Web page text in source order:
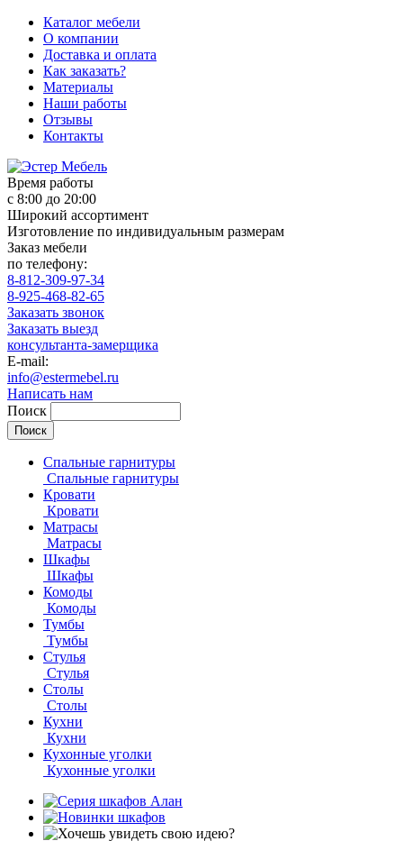
Каталог мебели
О компании
Доставка и оплата
Как заказать?
Материалы
Наши работы
Отзывы
Контакты
Время работы
с 8:00 до 20:00
Широкий ассортимент
Изготовление по индивидуальным размерам
Заказ мебели
по телефону:
8-812-309-97-34
8-925-468-82-65
Заказать звонок
Заказать выезд
консультанта-замерщика
E-mail:
info@estermebel.ru
Написать нам
Поиск
Спальные гарнитуры
Спальные гарнитуры
Кровати
Кровати
Матрасы
Матрасы
Шкафы
Шкафы
Комоды
Комоды
Тумбы
Тумбы
Стулья
Стулья
Столы
Столы
Кухни
Кухни
Кухонные уголки
Кухонные уголки